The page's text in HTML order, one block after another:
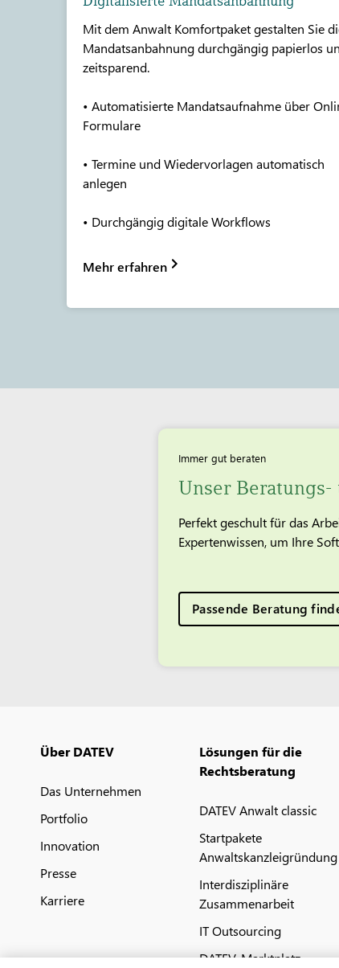
Mit dem Anwalt Komfortpaket gestalten Sie
Mandatsanbahnung durchgängig papierlos
zeitsparend.
• Automatisierte Mandatsaufnahme über
Formulare
• Termine und Wiedervorlagen automatisch
anlegen
• Durchgängig digitale Workflows
Mehr erfahren
Immer gut beraten
Unser
Perfekt geschult für das
Expertenwissen, um Ihre
Passende Beratung
Über DATEV
Das Unternehmen
Portfolio
Innovation
Presse
Karriere
Lösungen für die
Rechtsberatung
DATEV Anwalt classic
Startpakete
Anwaltskanzleigründung
Interdisziplinäre
Zusammenarbeit
IT Outsourcing
DATEV-Marktplatz